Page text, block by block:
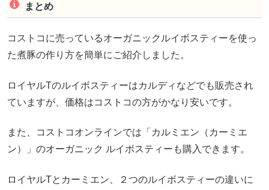
まとめ
コストコに売っているオーガニックルイボスティーを使っ
た煮豚の作り方を簡単にご紹介しました。
ロイヤルTのルイボスティーはカルディなどでも販売され
ていますが、価格はコストコの方がかなり安いです。
また、コストコオンラインでは「カルミエン（カーミエ
ン）」のオーガニック ルイボスティーも購入できます。
ロイヤルTとカーミエン、２つのルイボスティーの違いに